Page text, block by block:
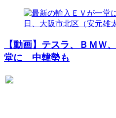
【動画】テスラ、ＢＭＷ
堂に 中韓勢も